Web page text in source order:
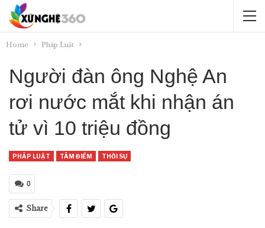
Home Pháp Luật
Người đàn ông Nghệ An
rơi nước mắt khi nhận án
tử vì 10 triệu đồng
PHÁP LUẬT TÂM ĐIỂM THỜI SỰ
0
Share